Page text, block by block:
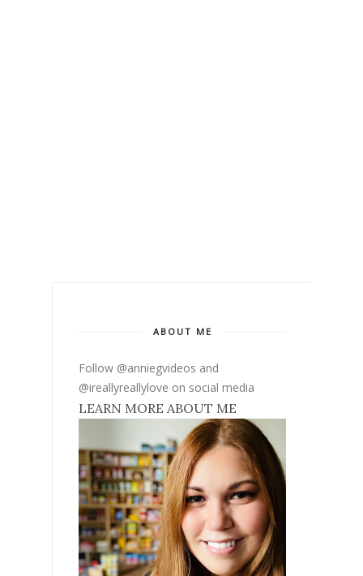
ABOUT ME
Follow @anniegvideos and
@ireallyreallylove on social media
LEARN MORE ABOUT ME